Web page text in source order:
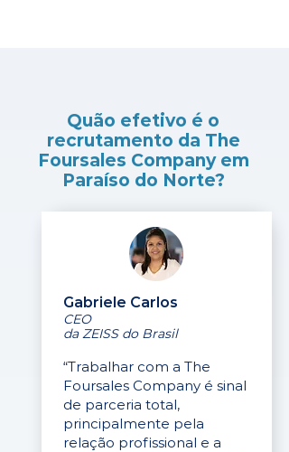
Quão efetivo é o
recrutamento da The
Foursales Company em
Paraíso do Norte?
Gabriele Carlos
CEO
da ZEISS do Brasil
“Trabalhar com a The
Foursales Company é sinal
de parceria total,
principalmente pela
relação profissional e a